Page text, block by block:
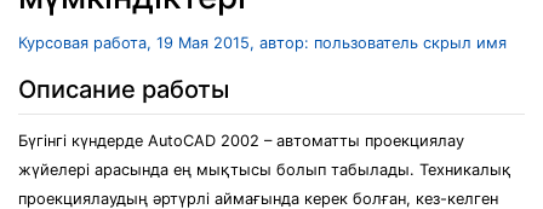
Курсовая работа, 19 Мая 2015, автор: пользователь скрыл имя
Описание работы
Бүгінгі күндерде AutoCAD 2002 – автоматты проекциялау
жүйелері арасында ең мықтысы болып табылады. Техникалық
проекциялаудың әртүрлі аймағында керек болған, кез-келген